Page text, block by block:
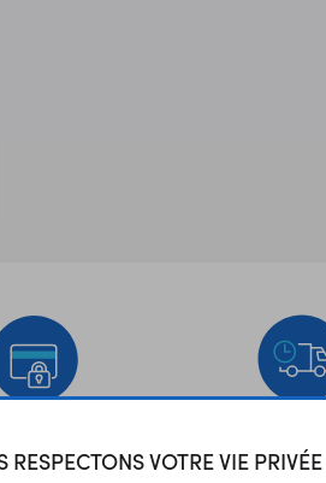
RAPIDE
RESPECTONS VOTRE VIE PRIVÉE